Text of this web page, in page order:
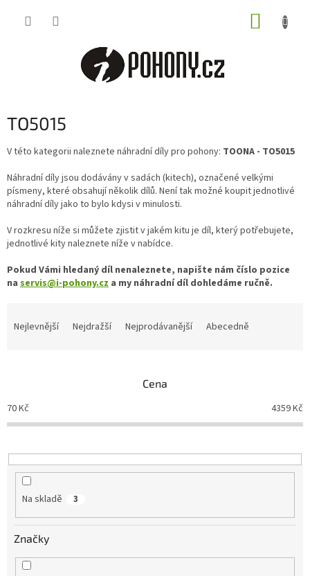
TO5015
V této kategorii naleznete náhradní díly pro pohony: TOONA - TO5015
Náhradní díly jsou dodávány v sadách (kitech), označené velkými
písmeny, které obsahují několik dílů. Není tak možné koupit jednotlivé
náhradní díly jako to bylo kdysi v minulosti.
V rozkresu níže si můžete zjistit v jakém kitu je díl, který potřebujete,
jednotlivé kity naleznete níže v nabídce.
Pokud Vámi hledaný díl nenaleznete, napište nám číslo pozice
na servis@i-pohony.cz a my náhradní díl dohledáme ručně.
p
r
o
u
Nejlevnější Nejdražší Nejprodávanější Abecedně
Cena
70Kč 4359Kč
Na skladě 3
Značky